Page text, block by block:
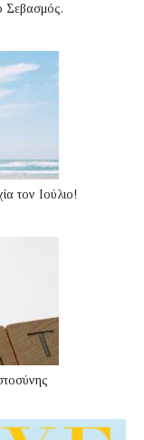
Σεβασμός.
τον Ιούλιο!